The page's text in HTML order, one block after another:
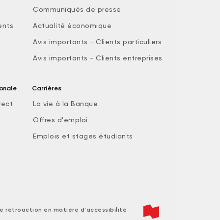
Communiqués de presse
Actualité économique
Avis importants - Clients particuliers
Avis importants - Clients entreprises
Carrières
La vie à la Banque
Offres d'emploi
Emplois et stages étudiants
rétroaction en matière d'accessibilité